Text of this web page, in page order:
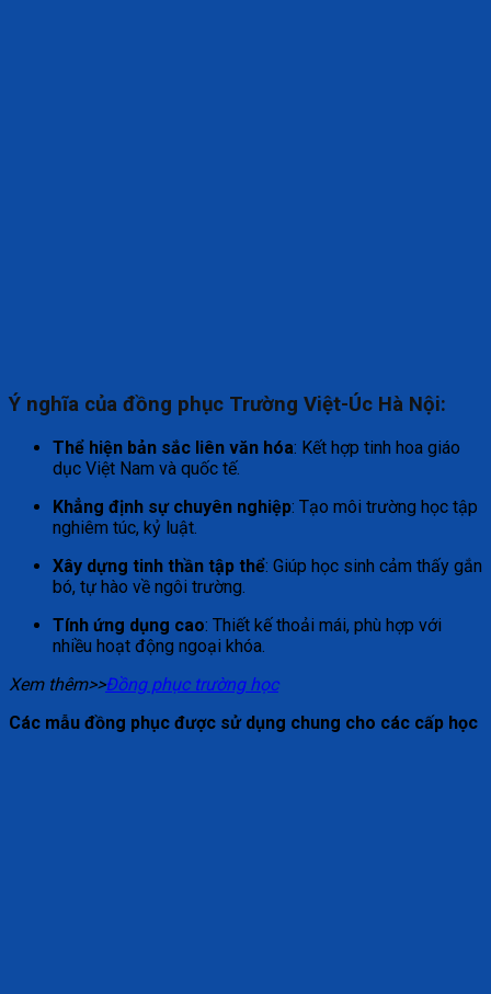
Ý nghĩa của đồng phục Trường Việt-Úc Hà Nội:
Thể hiện bản sắc liên văn hóa: Kết hợp tinh hoa giáo
dục Việt Nam và quốc tế.
Khẳng định sự chuyên nghiệp: Tạo môi trường học tập
nghiêm túc, kỷ luật.
Xây dựng tinh thần tập thể: Giúp học sinh cảm thấy gắn
bó, tự hào về ngôi trường.
Tính ứng dụng cao: Thiết kế thoải mái, phù hợp với
nhiều hoạt động ngoại khóa.
Xem thêm>>Đồng phục trường học
Các mẫu đồng phục được sử dụng chung cho các cấp học